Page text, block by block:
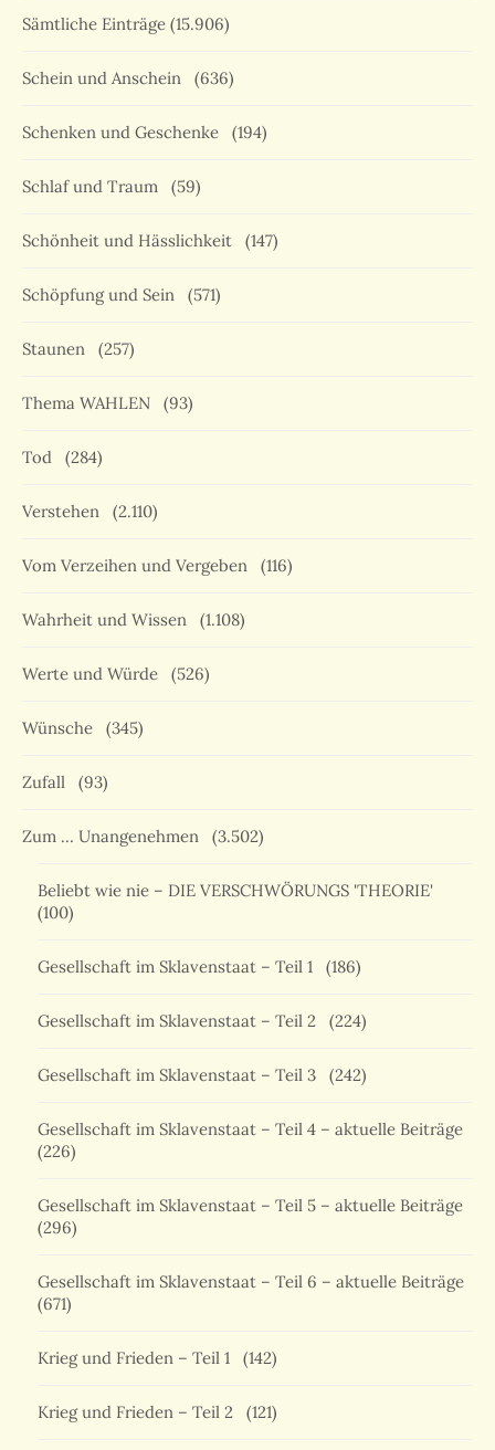
Sämtliche Einträge (15.906)
Schein und Anschein (636)
Schenken und Geschenke (194)
Schlaf und Traum (59)
Schönheit und Hässlichkeit (147)
Schöpfung und Sein (571)
Staunen (257)
Thema WAHLEN (93)
Tod (284)
Verstehen (2.110)
Vom Verzeihen und Vergeben (116)
Wahrheit und Wissen (1.108)
Werte und Würde (526)
Wünsche (345)
Zufall (93)
Zum … Unangenehmen (3.502)
Beliebt wie nie – DIE VERSCHWÖRUNGS 'THEORIE'
(100)
Gesellschaft im Sklavenstaat – Teil 1 (186)
Gesellschaft im Sklavenstaat – Teil 2 (224)
Gesellschaft im Sklavenstaat – Teil 3 (242)
Gesellschaft im Sklavenstaat – Teil 4 – aktuelle Beiträge
(226)
Gesellschaft im Sklavenstaat – Teil 5 – aktuelle Beiträge
(296)
Gesellschaft im Sklavenstaat – Teil 6 – aktuelle Beiträge
(671)
Krieg und Frieden – Teil 1 (142)
Krieg und Frieden – Teil 2 (121)